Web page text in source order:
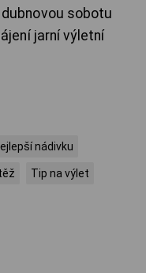
sobotu
jarní výletní
nádivku
Tip na výlet